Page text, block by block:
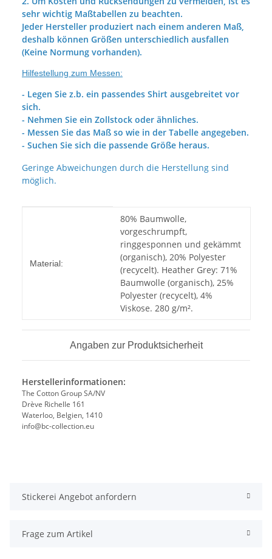
sehr wichtig Maßtabellen zu beachten.
Jeder Hersteller produziert nach einem anderen Maß,
deshalb können Größen unterschiedlich ausfallen
(Keine Normung vorhanden).
Hilfestellung zum Messen:
- Legen Sie z.b. ein passendes Shirt ausgebreitet vor
sich.
- Nehmen Sie ein Zollstock oder ähnliches.
- Messen Sie das Maß so wie in der Tabelle angegeben.
- Suchen Sie sich die passende Größe heraus.
Geringe Abweichungen durch die Herstellung sind
möglich.
Material:
80% Baumwolle,
vorgeschrumpft,
ringgesponnen und gekämmt
(organisch), 20% Polyester
(recycelt). Heather Grey: 71%
Baumwolle (organisch), 25%
Polyester (recycelt), 4%
Viskose. 280 g/m².
Angaben zur Produktsicherheit
Herstellerinformationen:
The Cotton Group SA/NV
Drève Richelle 161
Waterloo, Belgien, 1410
info@bc-collection.eu
Stickerei Angebot anfordern
Frage zum Artikel